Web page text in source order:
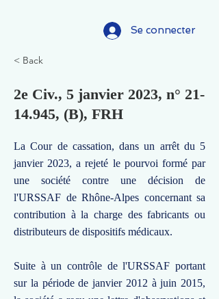
Se connecter
< Back
2e Civ., 5 janvier 2023, n° 21-
14.945, (B), FRH
La Cour de cassation, dans un arrêt du 5
janvier 2023, a rejeté le pourvoi formé par
une société contre une décision de
l'URSSAF de Rhône-Alpes concernant sa
contribution à la charge des fabricants ou
distributeurs de dispositifs médicaux.
Suite à un contrôle de l'URSSAF portant
sur la période de janvier 2012 à juin 2015,